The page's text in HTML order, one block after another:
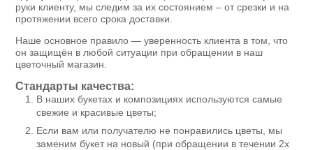
руки клиенту, мы следим за их состоянием – от срезки и на
протяжении всего срока доставки.
Наше основное правило — уверенность клиента в том, что
он защищён в любой ситуации при обращении в наш
цветочный магазин.
Стандарты качества:
В наших букетах и композициях используются самые
свежие и красивые цветы;
Если вам или получателю не понравились цветы, мы
заменим букет на новый (при обращении в течении 2х